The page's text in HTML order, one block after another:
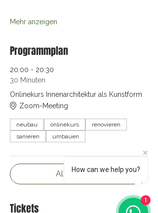
Mehr anzeigen
Programmplan
20:00 - 20:30
30 Minuten
Onlinekurs Innenarchitektur als Kunstform
Zoom-Meeting
neubau onlinekurs
renovieren
sanieren
umbauen
Alle ansehen
Tickets
How can we help you?
1